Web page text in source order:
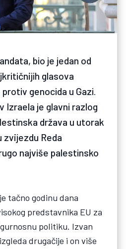
bio je jedan od
glasova
genocida u Gazi.
Izraela je glavni razlog
država u utorak
zvijezdu Reda
najviše palestinsko
tačno godinu dana
predstavnika EU za
politiku. Izvan
drugačije i on više